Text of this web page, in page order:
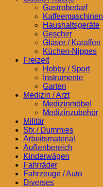
Gastrobedarf
Kaffeemaschinen
Haushaltsgeräte
Geschirr
Gläser / Karaffen
Küchen-Nippes
Freizeit
Hobby / Sport
Instrumente
Garten
Medizin / Arzt
Medizinmöbel
Medizinzubehör
Militär
Sfx / Dummies
Arbeitsmaterial
Außenbereich
Kinderwägen
Fahrräder
Fahrzeuge / Auto
Diverses